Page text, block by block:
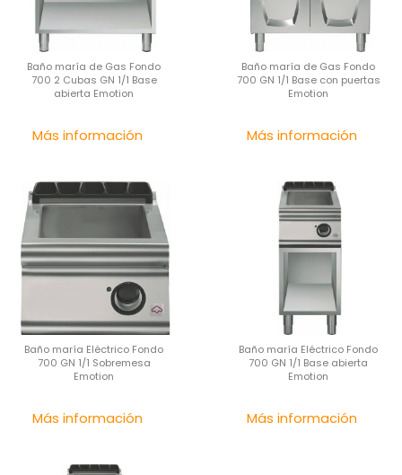
Baño maría de Gas Fondo
700 2 Cubas GN 1/1 Base
abierta Emotion
Más información
Baño maría de Gas Fondo
700 GN 1/1 Base con puertas
Emotion
Más información
Baño maría Eléctrico Fondo
700 GN 1/1 Sobremesa
Emotion
Más información
Baño maría Eléctrico Fondo
700 GN 1/1 Base abierta
Emotion
Más información